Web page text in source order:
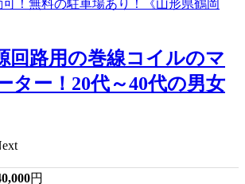
回路用の巻線コイルのマ
ター！20代～40代の男女
円